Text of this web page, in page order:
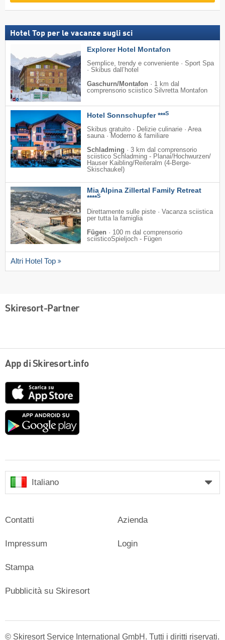
Hotel Top per le vacanze sugli sci
Explorer Hotel Montafon
Semplice, trendy e conveniente · Sport Spa
· Skibus dall’hotel
Gaschurn/Montafon · 1 km dal
comprensorio sciistico Silvretta Montafon
Hotel Sonnschupfer ***S
Skibus gratuito · Delizie culinarie · Area
sauna · Moderno & familiare
Schladming · 3 km dal comprensorio
sciistico Schladming - Planai/​Hochwurzen/​
Hauser Kaibling/​Reiteralm (4-Berge-
Skischaukel)
Mia Alpina Zillertal Family Retreat
****S
Direttamente sulle piste · Vacanza sciistica
per tutta la famiglia
Fügen · 100 m dal comprensorio
sciisticoSpieljoch - Fügen
Altri Hotel Top
Skiresort-Partner
App di Skiresort.info
Google
Italiano
Contatti
Impressum
Stampa
Azienda
Login
Pubblicità su Skiresort
© Skiresort Service International GmbH. Tutti i diritti riservati.